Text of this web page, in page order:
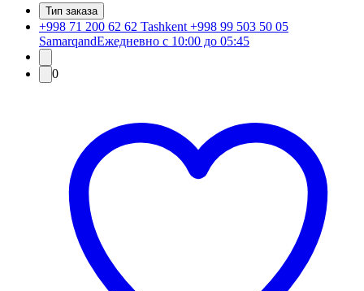
Тип заказа
+998 71 200 62 62 Tashkent +998 99 503 50 05
SamarqandЕжедневно с 10:00 до 05:45
0